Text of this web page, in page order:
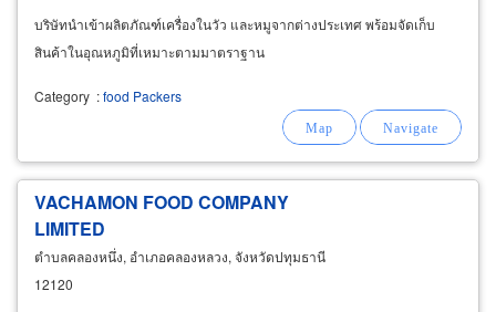
บริษัทนำเข้าผลิตภัณฑ์เครื่องในวัว และหมูจากต่างประเทศ พร้อมจัดเก็บ
สินค้าในอุณหภูมิที่เหมาะตามมาตราฐาน
Category :food Packers
VACHAMON FOOD COMPANY
LIMITED
ตำบลคลองหนึ่ง, อำเภอคลองหลวง, จังหวัดปทุมธานี
12120